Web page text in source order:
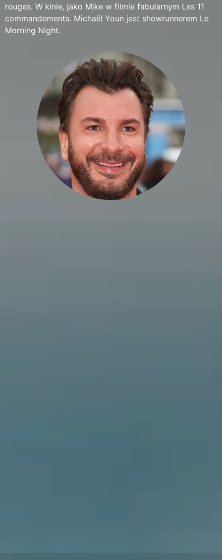
rouges. W kinie, jako Mike w filmie fabularnym Les 11
commandements. Michaël Youn jest showrunnerem Le
Morning Night.